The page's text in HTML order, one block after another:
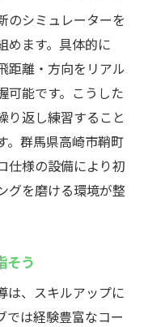
のシミュレーターを
めます。具体的に
距離・方向をリアル
可能です。こうした
り返し練習すること
。群馬県高崎市鞘町
仕様の設備により初
グを磨ける環境が整
そう
は、スキルアップに
では経験豊富なコー